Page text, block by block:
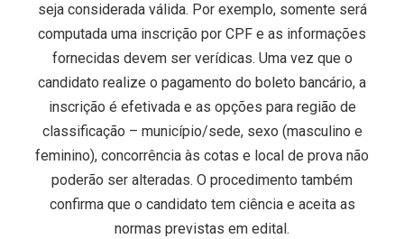
seja considerada válida. Por exemplo, somente será
computada uma inscrição por CPF e as informações
fornecidas devem ser verídicas. Uma vez que o
candidato realize o pagamento do boleto bancário, a
inscrição é efetivada e as opções para região de
classificação – município/sede, sexo (masculino e
feminino), concorrência às cotas e local de prova não
poderão ser alteradas. O procedimento também
confirma que o candidato tem ciência e aceita as
normas previstas em edital.